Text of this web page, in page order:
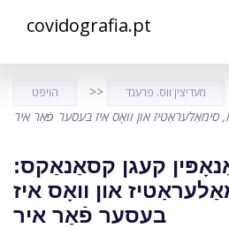
covidografia.pt
הויפּט >> מעדיצין ווס. פרענד
סימאַלעראַטיז און וואָס איז בעסער פֿאַר איר
קעגן קסאַנאַקס:
און וואָס איז
בעסער פֿאַר איר